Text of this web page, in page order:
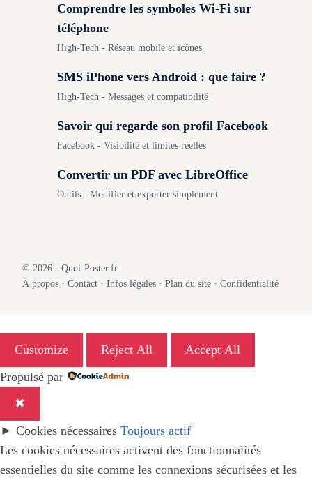
Comprendre les symboles Wi-Fi sur
téléphone
High-Tech - Réseau mobile et icônes
SMS iPhone vers Android : que faire ?
High-Tech - Messages et compatibilité
Savoir qui regarde son profil Facebook
Facebook - Visibilité et limites réelles
Convertir un PDF avec LibreOffice
Outils - Modifier et exporter simplement
© 2026 - Quoi-Poster.fr
À propos · Contact · Infos légales · Plan du site · Confidentialité
Customize Reject All
Accept All
Propulsé par
✖
► Cookies nécessaires Toujours actif
Les cookies nécessaires activent des fonctionnalités
essentielles du site comme les connexions sécurisées et les